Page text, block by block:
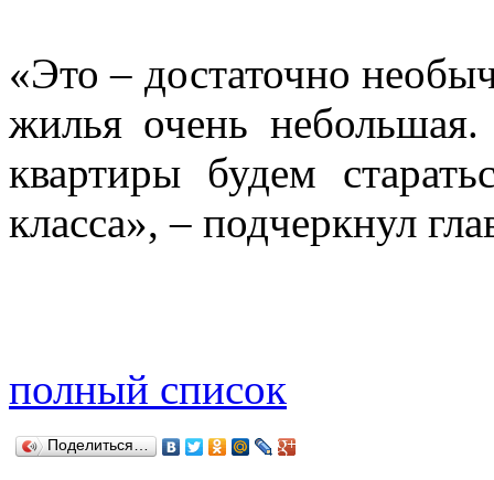
«Это – достаточно
жилья очень
квартиры будем
класса», – подчеркнул
полный список
Поделиться…